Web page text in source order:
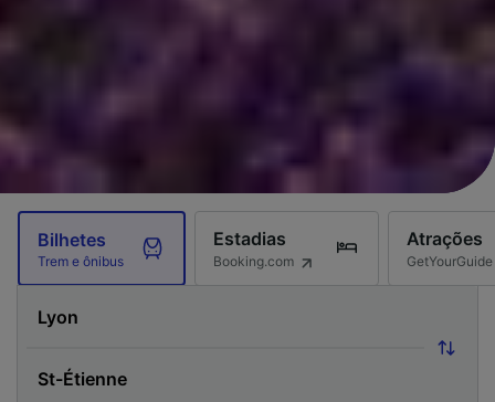
Bilhetes
Trem e ônibus
Estadias
Booking.com
Atrações
GetYourGuide